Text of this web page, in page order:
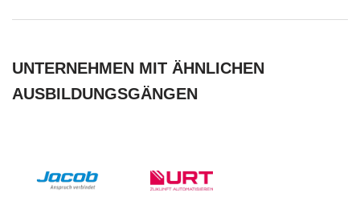
UNTERNEHMEN MIT ÄHNLICHEN
AUSBILDUNGSGÄNGEN